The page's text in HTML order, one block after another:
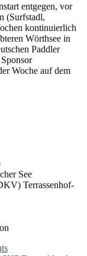
entgegen, vor
(Surfstadl,
kontinuierlich
Wörthsee in
Paddler
Woche auf dem
See
Terrassenhof-